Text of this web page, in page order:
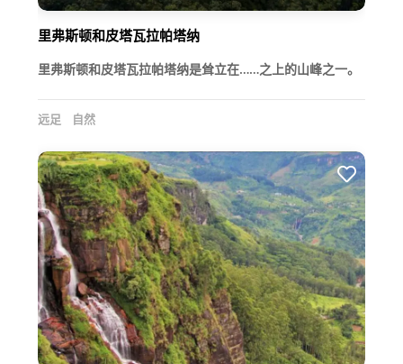
里弗斯顿和皮塔瓦拉帕塔纳
里弗斯顿和皮塔瓦拉帕塔纳是耸立在……之上的山峰之一。
远足 自然